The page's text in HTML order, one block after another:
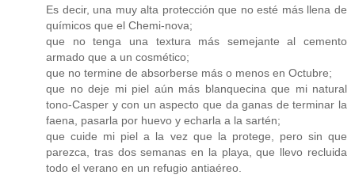
Es decir, una muy alta protección que no esté más llena de
químicos que el Chemi-nova;
que no tenga una textura más semejante al cemento
armado que a un cosmético;
que no termine de absorberse más o menos en Octubre;
que no deje mi piel aún más blanquecina que mi natural
tono-Casper y con un aspecto que da ganas de terminar la
faena, pasarla por huevo y echarla a la sartén;
que cuide mi piel a la vez que la protege, pero sin que
parezca, tras dos semanas en la playa, que llevo recluida
todo el verano en un refugio antiaéreo.